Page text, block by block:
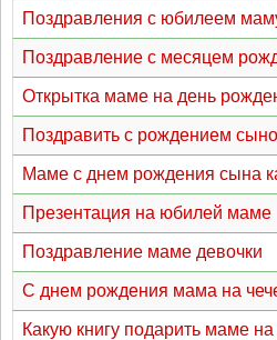
Поздравления с юбилеем
Поздравление с месяцем
Открытка маме на день
Поздравить с рождением
Маме с днем рождения сына
Презентация на юбилей маме
Поздравление маме девочки
С днем рождения мама на
Какую книгу подарить маме